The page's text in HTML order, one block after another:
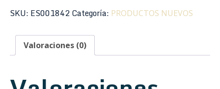
SKU: ES001842Categoría: PRODUCTOS NUEVOS
Valoraciones (0)